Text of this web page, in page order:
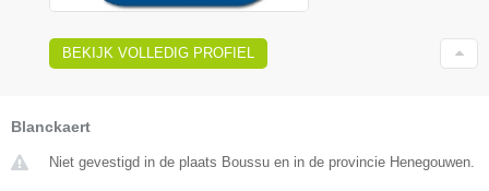
BEKIJK VOLLEDIG PROFIEL
Blanckaert
Niet gevestigd in de plaats Boussu en in de provincie Henegouwen.